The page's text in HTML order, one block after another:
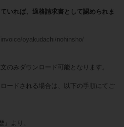
いれば、適格請求書として認められま
oyakudachi/nohinsho/
のみダウンロード可能となります。
ードされる場合は、以下の手順にてご
より、